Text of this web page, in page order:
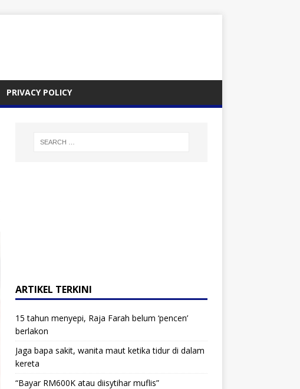
PRIVACY POLICY
ARTIKEL TERKINI
15 tahun menyepi, Raja Farah belum ‘pencen’
berlakon
Jaga bapa sakit, wanita maut ketika tidur di dalam
kereta
“Bayar RM600K atau diisytihar muflis”